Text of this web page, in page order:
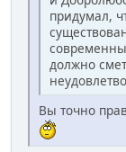
придумал,
должно
Вы точно